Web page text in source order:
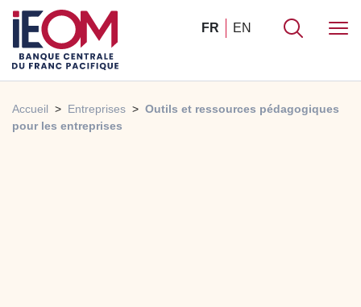
FR EN
Accueil Entreprises
Outils et ressources pédagogiques
pour les entreprises